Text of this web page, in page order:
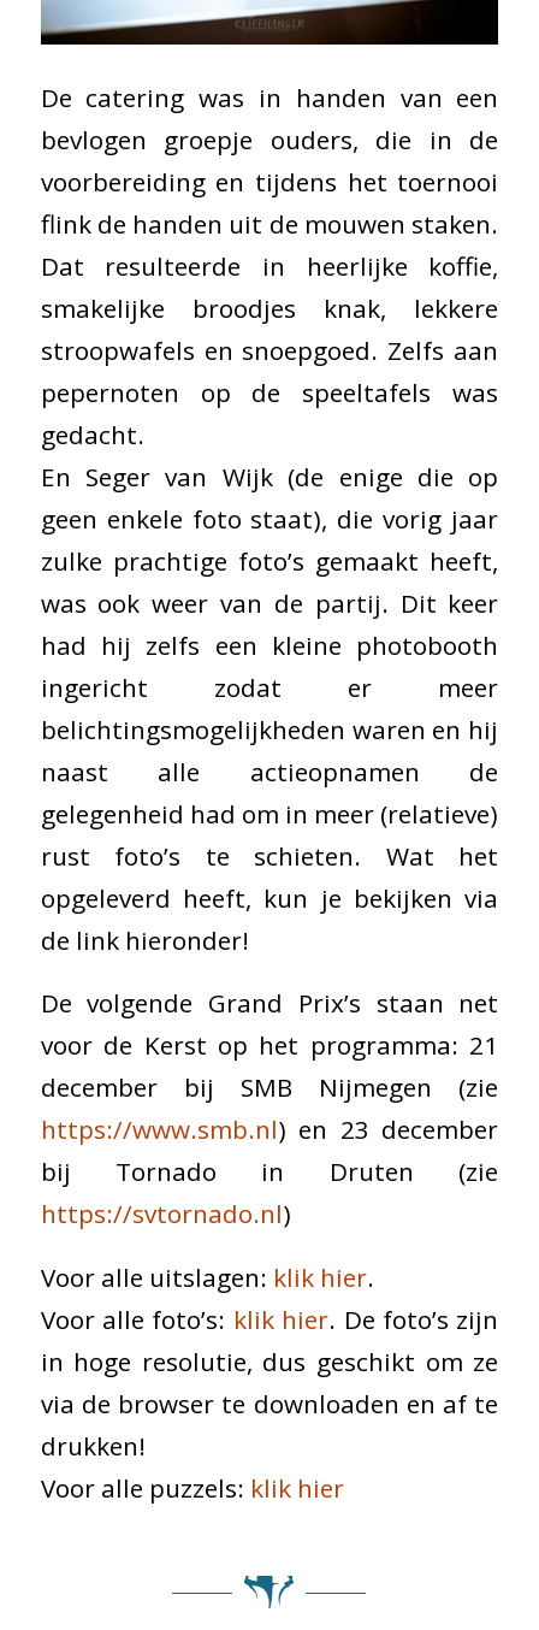
De catering was in handen van een
bevlogen groepje ouders, die in de
voorbereiding en tijdens het toernooi
flink de handen uit de mouwen staken.
Dat resulteerde in heerlijke koffie,
smakelijke broodjes knak, lekkere
stroopwafels en snoepgoed. Zelfs aan
pepernoten op de speeltafels was
gedacht.
En Seger van Wijk (de enige die op
geen enkele foto staat), die vorig jaar
zulke prachtige foto’s gemaakt heeft,
was ook weer van de partij. Dit keer
had hij zelfs een kleine photobooth
ingericht zodat er meer
belichtingsmogelijkheden waren en hij
naast alle actieopnamen de
gelegenheid had om in meer (relatieve)
rust foto’s te schieten. Wat het
opgeleverd heeft, kun je bekijken via
de link hieronder!
De volgende Grand Prix’s staan net
voor de Kerst op het programma: 21
december bij SMB Nijmegen (zie
https://www.smb.nl) en 23 december
bij Tornado in Druten (zie
https://svtornado.nl)
Voor alle uitslagen: klik hier.
Voor alle foto’s: klik hier. De foto’s zijn
in hoge resolutie, dus geschikt om ze
via de browser te downloaden en af te
drukken!
Voor alle puzzels: klik hier